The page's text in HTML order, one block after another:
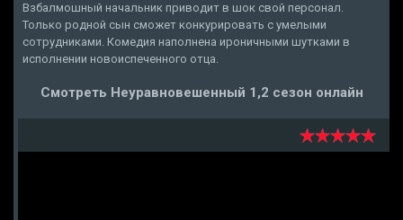
Взбалмошный начальник приводит в шок свой персонал.
Только родной сын сможет конкурировать с умелыми
сотрудниками. Комедия наполнена ироничными шутками в
исполнении новоиспеченного отца.
Смотреть Неуравновешенный 1,2 сезон онлайн